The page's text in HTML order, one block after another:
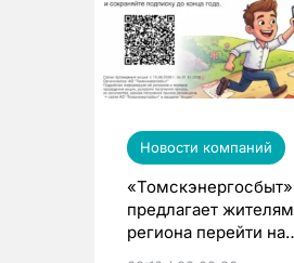
Новости компаний
«Томскэнергосбыт»
предлагает жителям
региона перейти на